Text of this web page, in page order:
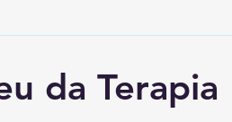
da Terapia